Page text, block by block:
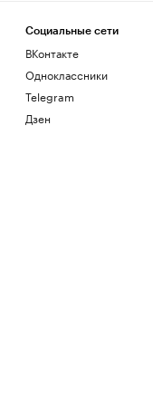
Социальные сети
ВКонтакте
Одноклассники
Telegram
Дзен